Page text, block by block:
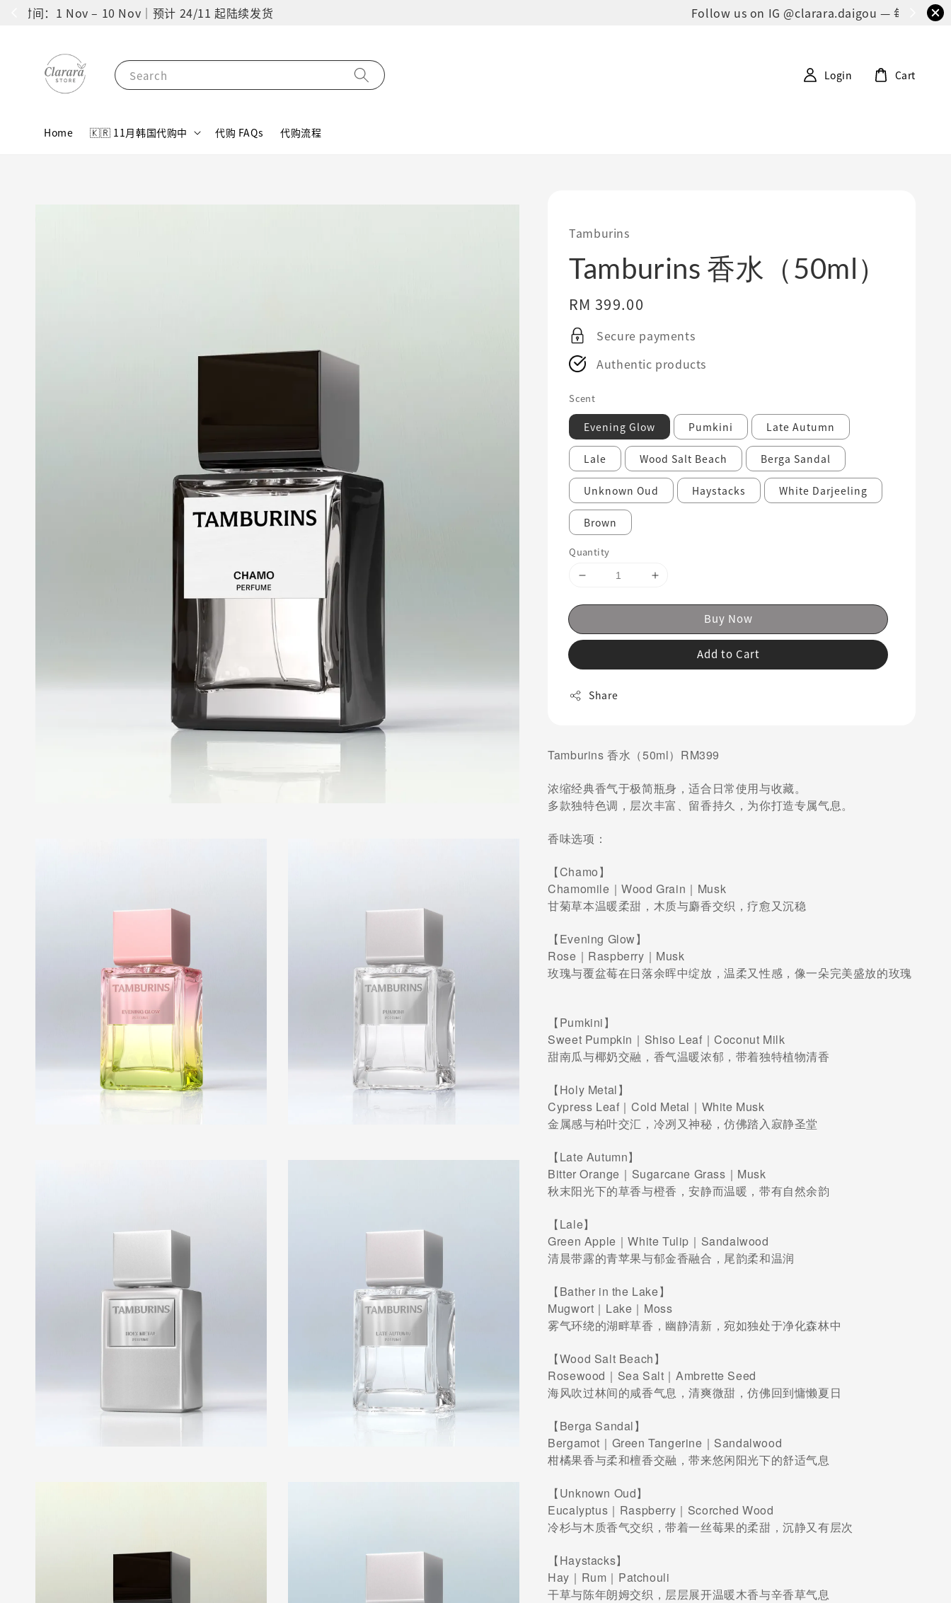
Follow us on IG @clarara.daigou — 每日更新、实拍、新上架都会在IG第一时间公布！
Search
Home 🇰🇷 11月韩国代购中 代购 FAQs 代购流程
Login Cart
Tamburins
Tamburins 香水（50ml）
Regular
price
RM 399.00
Secure payments
Authentic products
Scent
Evening Glow Pumkini Late Autumn
Lale Wood Salt Beach Berga Sandal
Unknown Oud Haystacks White Darjeeling
Brown
Quantity
Buy Now
Add to Cart
Share
Tamburins 香水（50ml）RM399
浓缩经典香气于极简瓶身，适合日常使用与收藏。
多款独特色调，层次丰富、留香持久，为你打造专属气息。
香味选项：
【Chamo】
Chamomile｜Wood Grain｜Musk
甘菊草本温暖柔甜，木质与麝香交织，疗愈又沉稳
【Evening Glow】
Rose｜Raspberry｜Musk
玫瑰与覆盆莓在日落余晖中绽放，温柔又性感，像一朵完美盛放的玫瑰
【Pumkini】
Sweet Pumpkin｜Shiso Leaf｜Coconut Milk
甜南瓜与椰奶交融，香气温暖浓郁，带着独特植物清香
【Holy Metal】
Cypress Leaf｜Cold Metal｜White Musk
金属感与柏叶交汇，冷冽又神秘，仿佛踏入寂静圣堂
【Late Autumn】
Bitter Orange｜Sugarcane Grass｜Musk
秋末阳光下的草香与橙香，安静而温暖，带有自然余韵
【Lale】
Green Apple｜White Tulip｜Sandalwood
清晨带露的青苹果与郁金香融合，尾韵柔和温润
【Bather in the Lake】
Mugwort｜Lake｜Moss
雾气环绕的湖畔草香，幽静清新，宛如独处于净化森林中
【Wood Salt Beach】
Rosewood｜Sea Salt｜Ambrette Seed
海风吹过林间的咸香气息，清爽微甜，仿佛回到慵懒夏日
【Berga Sandal】
Bergamot｜Green Tangerine｜Sandalwood
柑橘果香与柔和檀香交融，带来悠闲阳光下的舒适气息
【Unknown Oud】
Eucalyptus｜Raspberry｜Scorched Wood
冷杉与木质香气交织，带着一丝莓果的柔甜，沉静又有层次
【Haystacks】
Hay｜Rum｜Patchouli
干草与陈年朗姆交织，层层展开温暖木香与辛香草气息